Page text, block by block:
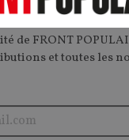
ONFRAY 23/05/
de FRONT
et toutes les